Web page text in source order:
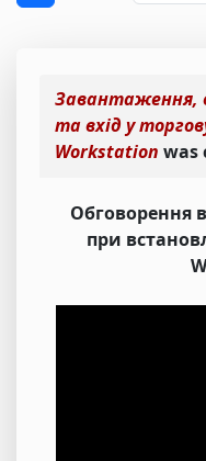
Завантаження,
та вхід у
Workstation was
Обговорення
при